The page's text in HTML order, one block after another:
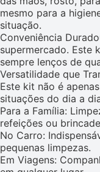
mesmo para a
situação.
Conveniência
supermercado. Este
sempre lenços de
Versatilidade que
Este kit não é
situações do dia a
Para a Família:
refeições ou
No Carro:
pequenas limpezas.
Em Viagens: